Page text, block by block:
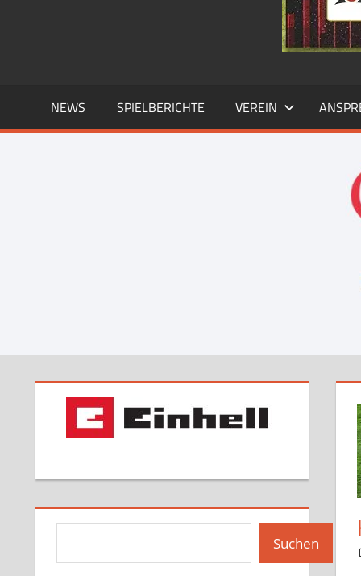
NEWS SPIELBERICHTE VEREIN
Suchen